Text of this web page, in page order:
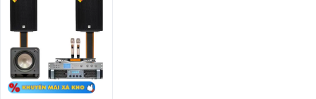
treble sáng nhưng rất dịu đầy lôi cuốn.
Công suất âm thanh lớn hoạt động bền bỉ trong nhiều điều kiện
môi trường khác nhau.
Kiểu dáng thiết kế cao cấp, sang trọng, chuyên nghiệp.
Là mẫu loa bán chạy nhất hiện nay, là lựa chọn hàng đầu cho lắp